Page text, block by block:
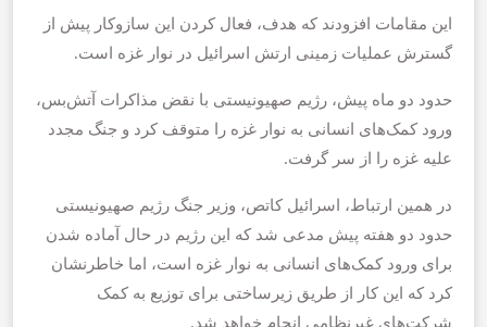
این مقامات افزودند که هدف، فعال کردن این سازوکار پیش از
گسترش عملیات زمینی ارتش اسرائیل در نوار غزه است.
حدود دو ماه پیش، رژیم صهیونیستی با نقض مذاکرات آتش‌بس،
ورود کمک‌های انسانی به نوار غزه را متوقف کرد و جنگ مجدد
علیه غزه را از سر گرفت.
در همین ارتباط، اسرائیل کاتص، وزیر جنگ رژیم صهیونیستی
حدود دو هفته پیش مدعی شد که این رژیم در حال آماده شدن
برای ورود کمک‌های انسانی به نوار غزه است، اما خاطرنشان
کرد که این کار از طریق زیرساختی برای توزیع به کمک
شرکت‌های غیرنظامی انجام خواهد شد.